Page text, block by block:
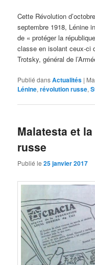
Cette Révolution
septembre 1918, Lénine
de « protéger la
classe en isolant ceux-ci
Trotsky, général de
Publié dansActualités |
Lénine,révolution russe,
Malatesta et
russe
Publié le25 janvier 2017